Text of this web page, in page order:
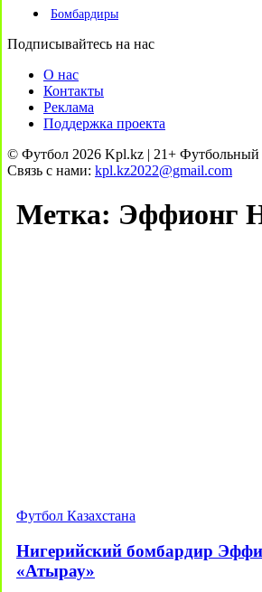
Бомбардиры
Подписывайтесь на нас
О нас
Контакты
Реклама
Поддержка проекта
© Футбол 2026 Kpl.kz | 21+ Футбольный
Связь с нами: kpl.kz2022@gmail.com
Метка: Эффионг
Футбол Казахстана
Нигерийский бомбардир
«Атырау»